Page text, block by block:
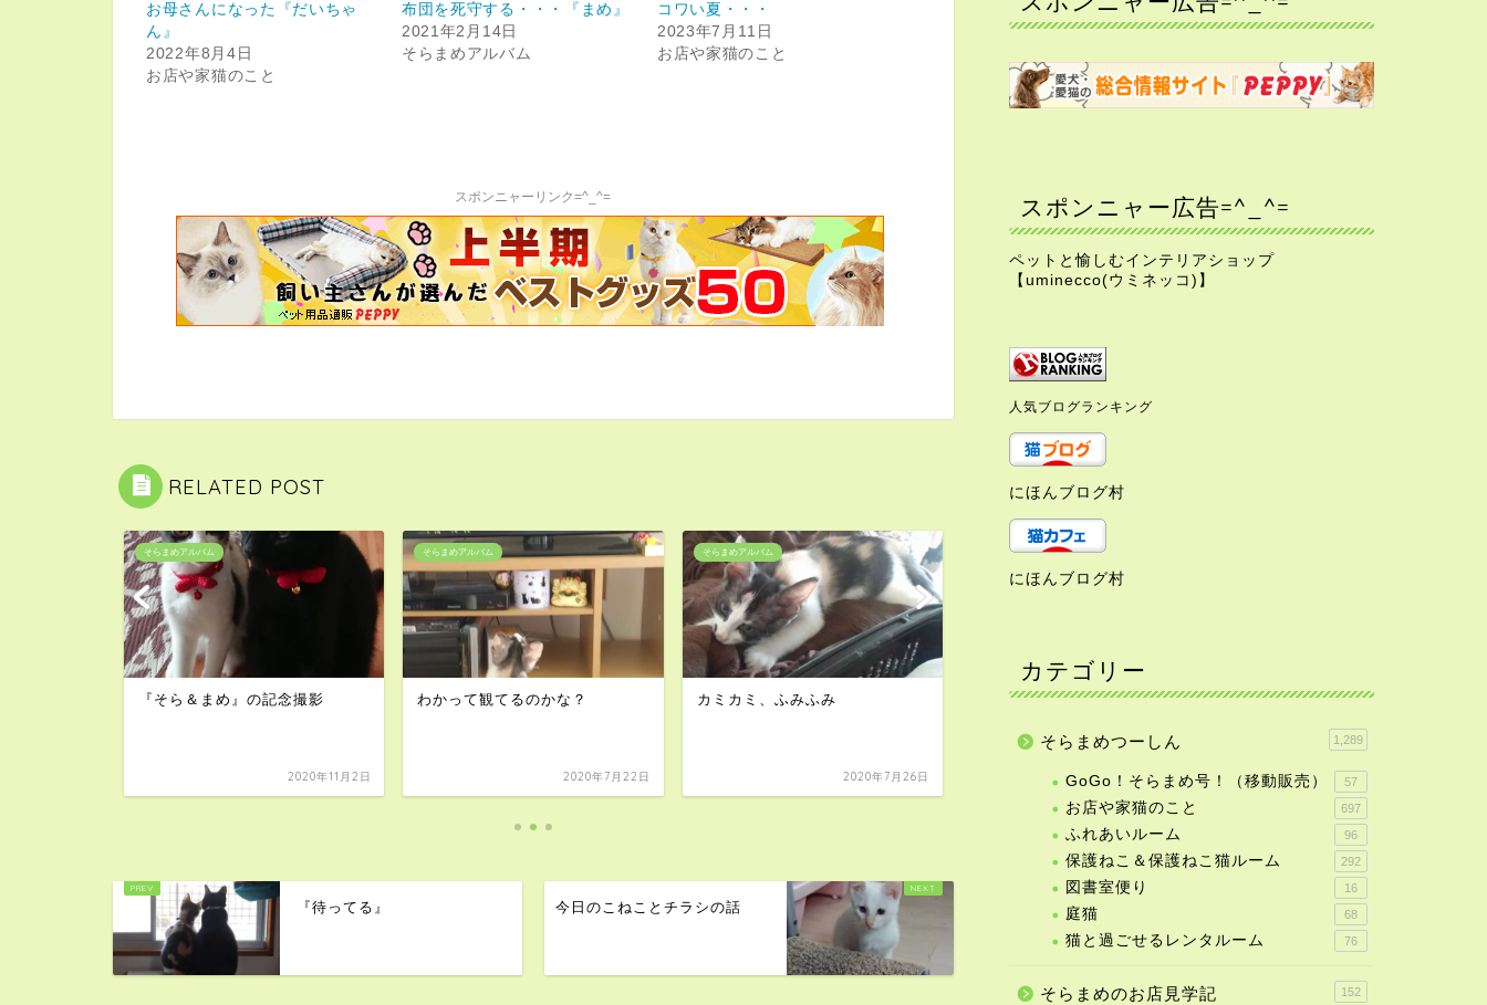
お母さんになった『だいちゃ
ん』
2022年8月4日
お店や家猫のこと
布団を死守する・・・『まめ』
2021年2月14日
そらまめアルバム
コワい夏・・・
2023年7月11日
お店や家猫のこと
スポンニャーリンク=^_^=
RELATED POST
そらまめアルバム
わかって観てるのかな？
2020年7月22日
そらまめアルバム
カミカミ、ふみふみ
2020年7月26日
そらまめアルバム
『そら＆まめ』の記念撮影
2020年11月2日
そらまめアルバム
わかって観てるのかな？
2020年7月22日
カミカミ、ふみふみ
『待ってる』 今日のこねことチラシの話
スポンニャー広告=^_^=
ペットと愉しむインテリアショップ
【uminecco(ウミネッコ)】
人気ブログランキング
にほんブログ村
にほんブログ村
カテゴリー
そらまめつーしん 1,289
GoGo！そらまめ号！（移動販売） 57
お店や家猫のこと 697
ふれあいルーム 96
保護ねこ＆保護ねこ猫ルーム 292
図書室便り 16
庭猫 68
猫と過ごせるレンタルーム 76
そらまめのお店見学記 152